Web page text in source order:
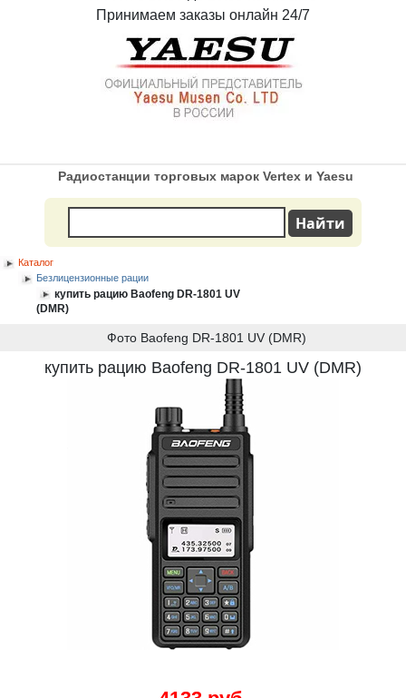
Принимаем заказы онлайн 24/7
Радиостанции торговых марок Vertex и Yaesu
Каталог
Безлицензионные рации
купить рацию Baofeng DR-1801 UV
(DMR)
Фото Baofeng DR-1801 UV (DMR)
купить рацию Baofeng DR-1801 UV (DMR)